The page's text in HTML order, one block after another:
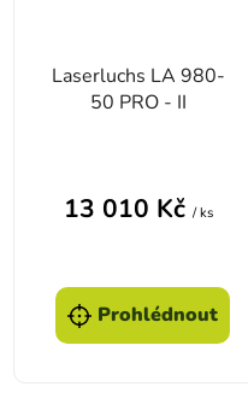
Laserluchs LA 980-
50 PRO - II
13 010 Kč / ks
Prohlédnout